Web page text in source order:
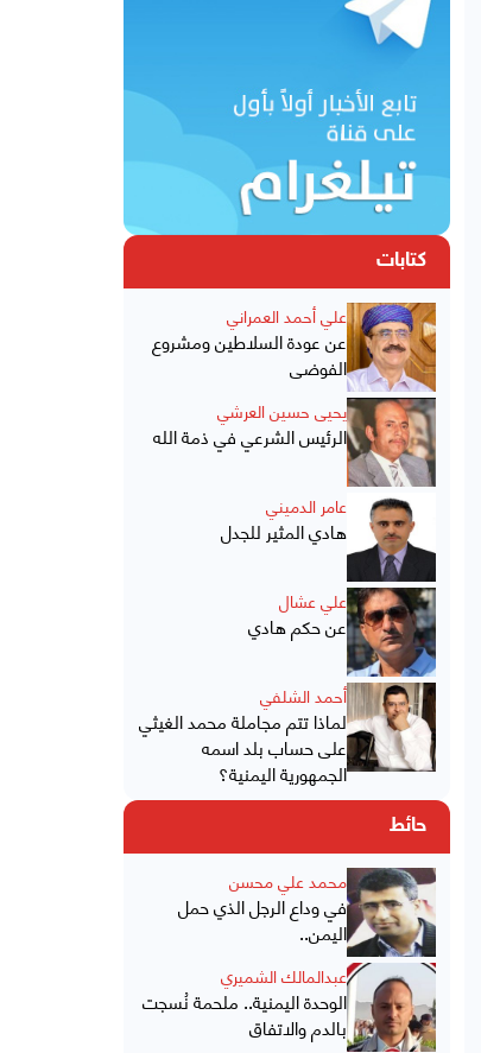
كتابات
علي أحمد العمراني
عن عودة السلاطين ومشروع
الفوضى
يحيى حسين العرشي
الرئيس الشرعي في ذمة الله
عامر الدميني
هادي المثير للجدل
علي عشال
عن حكم هادي
أحمد الشلفي
لماذا تتم مجاملة محمد الغيثي
على حساب بلد اسمه
الجمهورية اليمنية؟
حائط
محمد علي محسن
في وداع الرجل الذي حمل
اليمن..
عبدالمالك الشميري
الوحدة اليمنية.. ملحمة نُسجت
بالدم والاتفاق